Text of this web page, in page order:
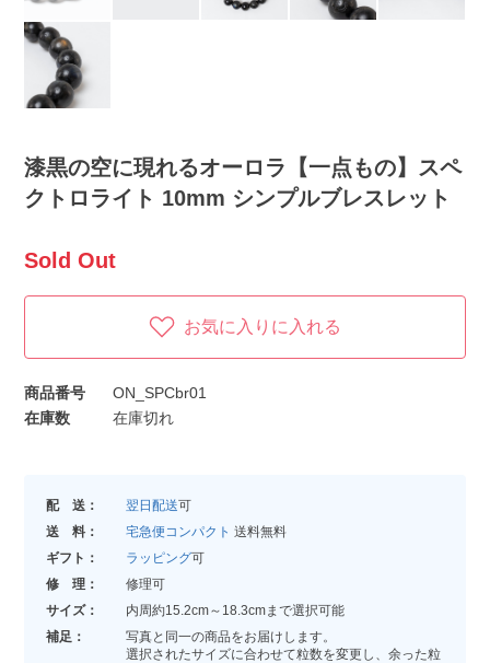
漆黒の空に現れるオーロラ【一点もの】スペ
クトロライト 10mm シンプルブレスレット
Sold Out
お気に入りに入れる
商品番号
ON_SPCbr01
在庫数
在庫切れ
配 送： 翌日配送可
送 料：
宅急便コンパクト 送料無料
ギフト：
ラッピング可
修 理：
修理可
サイズ：
内周約15.2cm～18.3cmまで選択可能
補足：
写真と同一の商品をお届けします。
選択されたサイズに合わせて粒数を変更し、余った粒